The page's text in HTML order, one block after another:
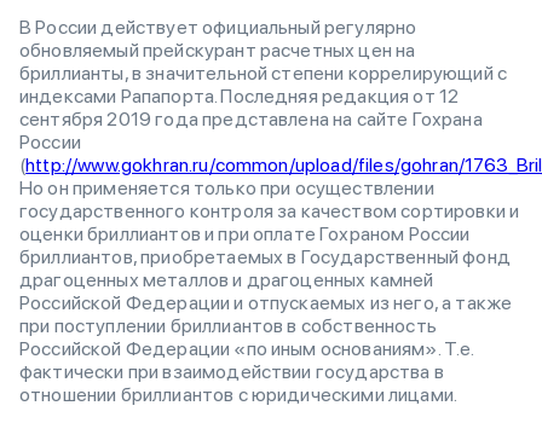
В России действует официальный регулярно
обновляемый прейскурант расчетных цен на
бриллианты, в значительной степени коррелирующий с
индексами Рапапорта. Последняя редакция от 12
сентября 2019 года представлена на сайте Гохрана
России
(http://www.gokhran.ru/common/upload/files/gohran/
Но он применяется только при осуществлении
государственного контроля за качеством сортировки и
оценки бриллиантов и при оплате Гохраном России
бриллиантов, приобретаемых в Государственный фонд
драгоценных металлов и драгоценных камней
Российской Федерации и отпускаемых из него, а также
при поступлении бриллиантов в собственность
Российской Федерации «по иным основаниям». Т.е.
фактически при взаимодействии государства в
отношении бриллиантов с юридическими лицами.